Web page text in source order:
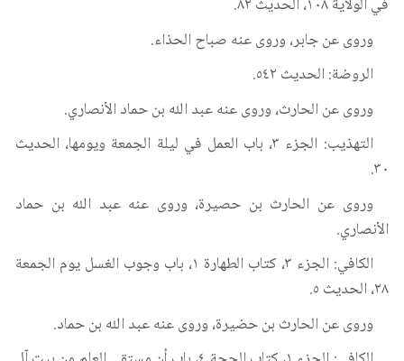
في الولاية ١٠٨، الحديث ٨٢.
وروى عن جابر، وروى عنه صباح الحذاء.
الروضة: الحديث ٥٤٢.
وروى عن الحارث، وروى عنه عبد الله بن حماد الأنصاري.
التهذيب: الجزء ٣، باب العمل في ليلة الجمعة ويومها، الحديث
٣٠.
وروى عن الحارث بن حصيرة، وروى عنه عبد الله بن حماد
الأنصاري.
الكافي: الجزء ٣، كتاب الطهارة ١، باب وجوب الغسل يوم الجمعة
٢٨، الحديث ٥.
وروى عن الحارث بن حضيرة، وروى عنه عبد الله بن حماد.